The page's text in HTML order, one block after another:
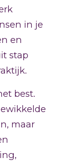
in je
en
stap
best.
maar